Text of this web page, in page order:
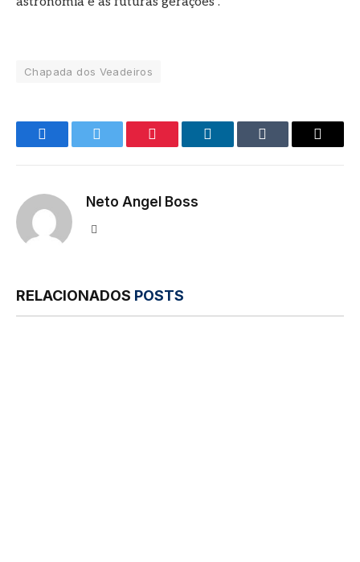
Chapada dos Veadeiros
FacebookTwitter Pinterest LinkedInTumblr
E-
Neto Angel Boss
RELACIONADOS POSTS